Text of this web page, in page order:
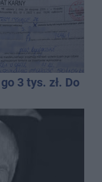
3 tys. zł. Do